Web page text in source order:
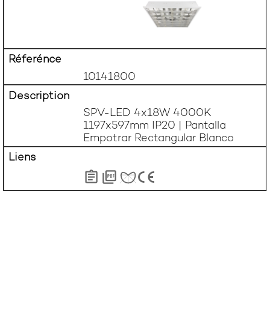
10141800
SPV-LED 4x18W 4000K
1197x597mm IP20 | Pantalla
Empotrar Rectangular Blanco